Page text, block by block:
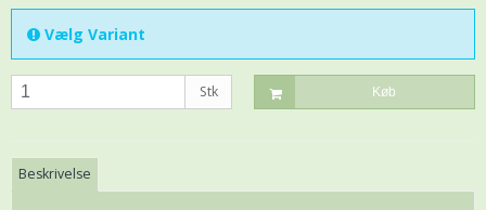
Vælg Variant
Stk Køb
Beskrivelse